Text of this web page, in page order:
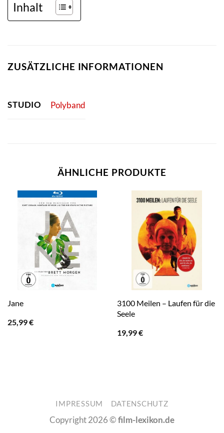
Inhalt
ZUSÄTZLICHE INFORMATIONEN
STUDIO Polyband
ÄHNLICHE PRODUKTE
Jane
25,99€
3100 Meilen – Laufen für die
Seele
19,99€
IMPRESSUM DATENSCHUTZ
Copyright 2026 ©film-lexikon.de